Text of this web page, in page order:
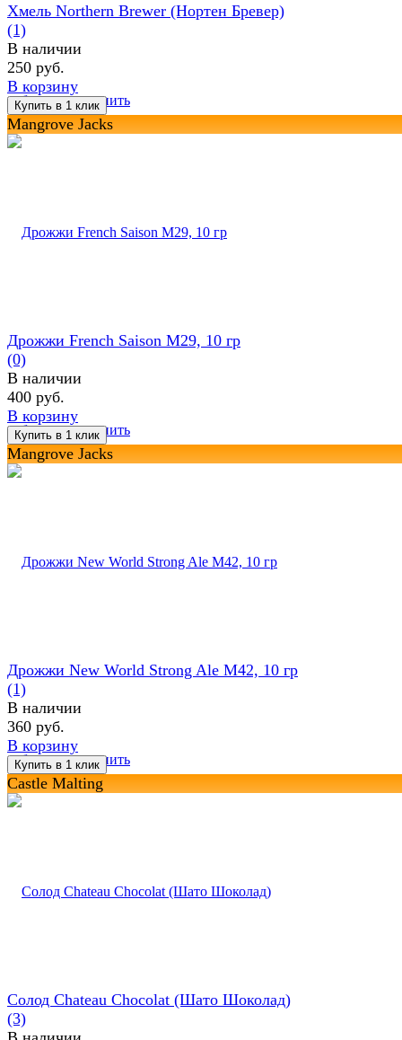
избранное сравнить
Хмель Northern Brewer (Нортен Бревер)
(1)
В наличии
250 руб.
В корзину
Mangrove Jacks
избранное сравнить
Дрожжи French Saison M29, 10 гр
(0)
В наличии
400 руб.
В корзину
Mangrove Jacks
избранное сравнить
Дрожжи New World Strong Ale M42, 10 гр
(1)
В наличии
360 руб.
В корзину
Castle Malting
Солод Chateau Chocolat (Шато Шоколад)
(3)